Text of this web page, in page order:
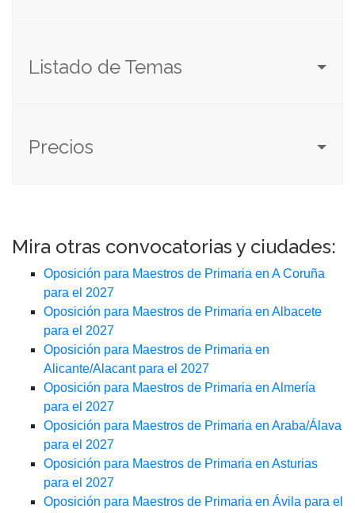
Listado de Temas
Precios
Mira otras convocatorias y ciudades:
Oposición para Maestros de Primaria en A Coruña
para el 2027
Oposición para Maestros de Primaria en Albacete
para el 2027
Oposición para Maestros de Primaria en
Alicante/Alacant para el 2027
Oposición para Maestros de Primaria en Almería
para el 2027
Oposición para Maestros de Primaria en Araba/Álava
para el 2027
Oposición para Maestros de Primaria en Asturias
para el 2027
Oposición para Maestros de Primaria en Ávila para el